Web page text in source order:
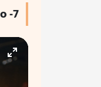
7- The Studio
fullscreen